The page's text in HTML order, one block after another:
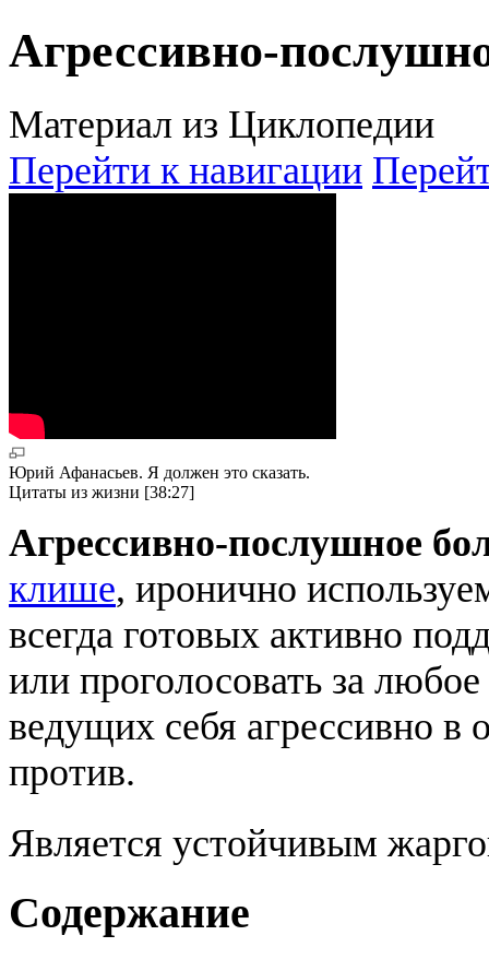
Агрессивно-
Материал из Циклопедии
Перейти к навигации
Юрий Афанасьев. Я должен это сказать.
Цитаты из жизни [38:27]
Агрессивно-послушное
клише, иронично
всегда готовых активно
или проголосовать за
ведущих себя агрессивно в
против.
Является устойчивым
Содержание